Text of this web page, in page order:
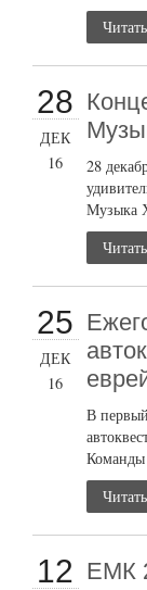
28
ДЕК
16
28
Музыка
25
ДЕК
16
В
12 ЕМК